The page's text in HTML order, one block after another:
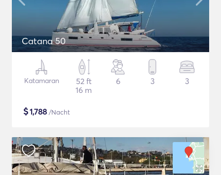
Catana 50
Katamaran
52 ft
16 m
6 3 3
$1,788 /Nacht